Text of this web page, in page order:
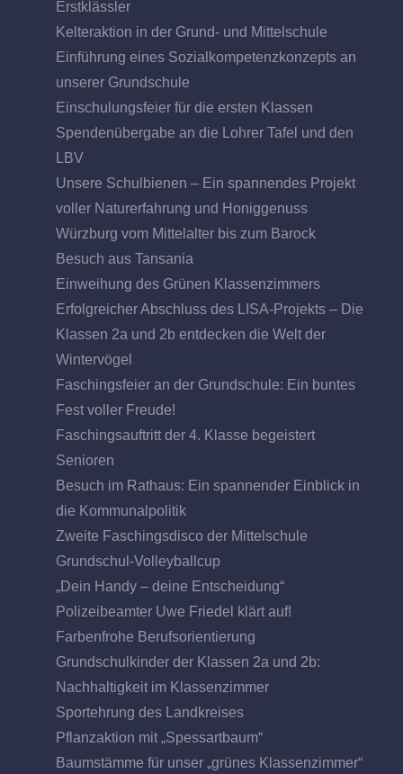
Erstklässler
Kelteraktion in der Grund- und Mittelschule
Einführung eines Sozialkompetenzkonzepts an
unserer Grundschule
Einschulungsfeier für die ersten Klassen
Spendenübergabe an die Lohrer Tafel und den
LBV
Unsere Schulbienen – Ein spannendes Projekt
voller Naturerfahrung und Honiggenuss
Würzburg vom Mittelalter bis zum Barock
Besuch aus Tansania
Einweihung des Grünen Klassenzimmers
Erfolgreicher Abschluss des LISA-Projekts – Die
Klassen 2a und 2b entdecken die Welt der
Wintervögel
Faschingsfeier an der Grundschule: Ein buntes
Fest voller Freude!
Faschingsauftritt der 4. Klasse begeistert
Senioren
Besuch im Rathaus: Ein spannender Einblick in
die Kommunalpolitik
Zweite Faschingsdisco der Mittelschule
Grundschul-Volleyballcup
„Dein Handy – deine Entscheidung“
Polizeibeamter Uwe Friedel klärt auf!
Farbenfrohe Berufsorientierung
Grundschulkinder der Klassen 2a und 2b:
Nachhaltigkeit im Klassenzimmer
Sportehrung des Landkreises
Pflanzaktion mit „Spessartbaum“
Baumstämme für unser „grünes Klassenzimmer“